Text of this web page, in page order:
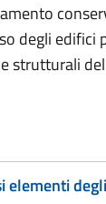
degli
strutturali
elementi